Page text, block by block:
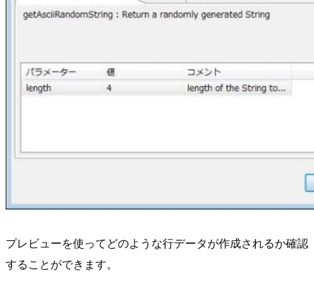
プレビューを使ってどのような行データが作成されるか確認
することができます。